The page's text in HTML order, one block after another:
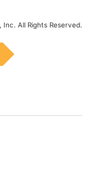
All Rights Reserved.